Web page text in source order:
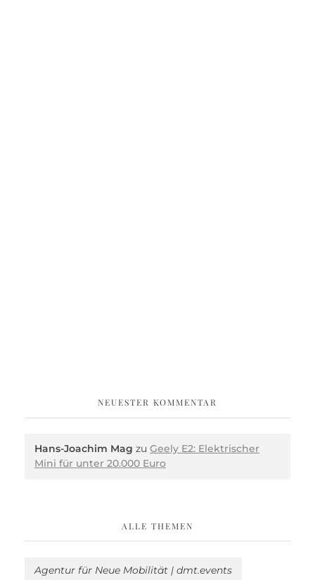
NEUESTER KOMMENTAR
Hans-Joachim Mag zu Geely E2: Elektrischer
Mini für unter 20.000 Euro
ALLE THEMEN
Agentur für Neue Mobilität | dmt.events